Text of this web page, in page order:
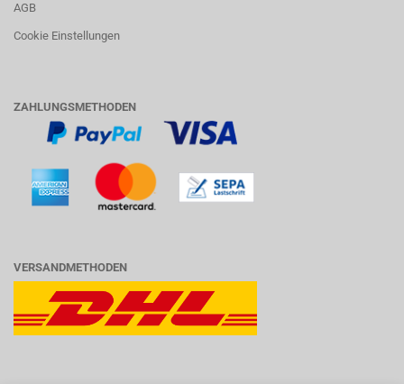
AGB
Cookie Einstellungen
ZAHLUNGSMETHODEN
VERSANDMETHODEN